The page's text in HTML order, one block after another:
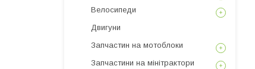
Велосипеди
Двигуни
Запчастин на мотоблоки
Запчастини на мінітрактори